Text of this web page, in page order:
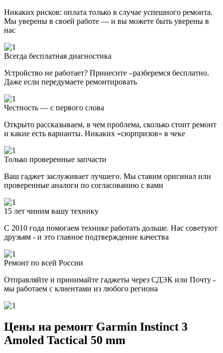
Никаких рисков: оплата только в случае успешного ремонта.
Мы уверены в своей работе — и вы можете быть уверены в
нас
Всегда бесплатная диагностика
Устройство не работает? Принесите –разберемся бесплатно.
Даже если передумаете ремонтировать
Честность — с первого слова
Открыто рассказываем, в чем проблема, сколько стоит ремонт
и какие есть варианты. Никаких «сюрпризов» в чеке
Только проверенные запчасти
Ваш гаджет заслуживает лучшего. Мы ставим оригинал или
проверенные аналоги по согласованию с вами
15 лет чиним вашу технику
С 2010 года помогаем технике работать дольше. Нас советуют
друзьям - и это главное подтверждение качества
Ремонт по всей России
Отправляйте и принимайте гаджеты через СДЭК или Почту -
мы работаем с клиентами из любого региона
Цены на ремонт Garmin Instinct 3
Amoled Tactical 50 mm